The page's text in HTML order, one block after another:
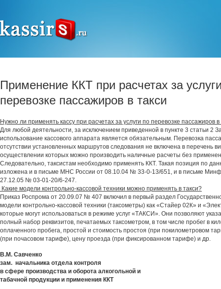
Применение ККТ при расчетах за
перевозке пассажиров в такси
Нужно ли применять кассу при расчетах за услуги по перевозке пассажиров в
Для любой деятельности, за исключением приведенной в пункте 3 статьи 2
использование кассового аппарата является обязательным. Перевозка
отсутствии установленных маршрутов следования не включена в перечень
осуществлении которых можно производить наличные расчеты без
Следовательно, таксистам необходимо применять ККТ. Такая позиция по
изложена и в письме МНС России от 08.10.04 № 33-0-13/651, и в письме
27.12.05 № 03-01-20/6-247.
Какие модели контрольно-кассовой техники можно применять в такси?
Приказ Роспрома от 20.09.07 № 407 включил в первый раздел
модели контрольно-кассовой техники (таксометры) как «Стайер 02К» и
которые могут использоваться в режиме услуг «ТАКСИ». Они позволяют
полный набор реквизитов, печатаемых таксометром, в том числе пробег в
оплаченного пробега, простой и стоимость простоя (при покилометровом
(при почасовом тарифе), цену проезда (при фиксированном тарифе) и др.
В.М. Савченко
зам. начальника отдела контроля
в сфере производства и оборота алкогольной и
табачной продукции и применения ККТ